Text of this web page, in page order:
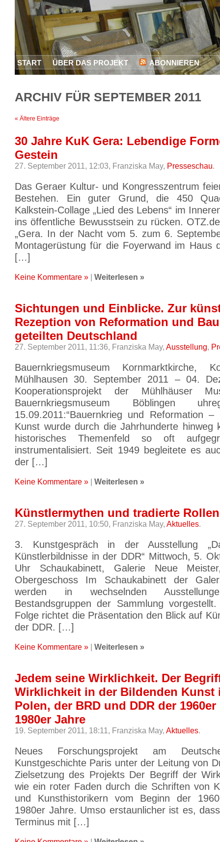
START ÜBER DAS PROJEKT ABONNIEREN
ARCHIV FÜR SEPTEMBER 2011
« Ältere Einträge
30 Jahre KuK Gera: Lebendige
Gestein
27. September 2011, 12:03, Franziska May, Presseschau.
Das Geraer Kultur- und Kongresszentrum
Bestehen. Ein guter Grund, die 450
Kalkstein-Collage „Lied des Lebens“ im
ins öffentliche Bewusstsein zu rücken.
„Gera. In der Nacht vom 5. zum 6.
Montagerüstung für die Foyerwand im Haus
[…]
Keine Kommentare » Weiterlesen »
Sichtungen und Einblicke. Zur
Rezeption von Reformation und
geteilten Deutschland
27. September 2011, 11:36, Franziska May, Ausstellung,
Bauernkriegsmuseum Kornmarktkirche,
Mühlhausen 30. September 2011 – 04.
Kooperationsprojekt der Mühlhäuser
Bauernkriegsmuseum Böblingen
15.09.2011:“Bauernkrieg und Reformation
Kunst wurde durch die Jahrhunderte hinweg
historisches Themenfeld so oft
instrumentalisiert. Seit 1949 begleitete es
der […]
Keine Kommentare » Weiterlesen »
Künstlermythen und tradierte
27. September 2011, 10:50, Franziska May, Aktuelles.
3. Kunstgespräch in der Ausstellung
Künstlerbildnisse in der DDR“ Mittwoch, 5.
Uhr Schaukabinett, Galerie Neue
Obergeschoss Im Schaukabinett der
werden in wechselnden
Bestandsgruppen der Sammlung
Folge richtet die Präsentation den Blick auf
der DDR. […]
Keine Kommentare » Weiterlesen »
Jedem seine Wirklichkeit. Der
Wirklichkeit in der Bildenden Kunst
Polen, der BRD und DDR der
1980er Jahre
19. September 2011, 18:11, Franziska May, Aktuelles.
Neues Forschungsprojekt am
Kunstgeschichte Paris unter der Leitung von
Zielsetzung des Projekts Der Begriff der
wie ein roter Faden durch die Schriften von
und Kunsthistorikern vom Beginn der
1980er Jahre. Umso erstaunlicher ist es,
Terminus mit […]